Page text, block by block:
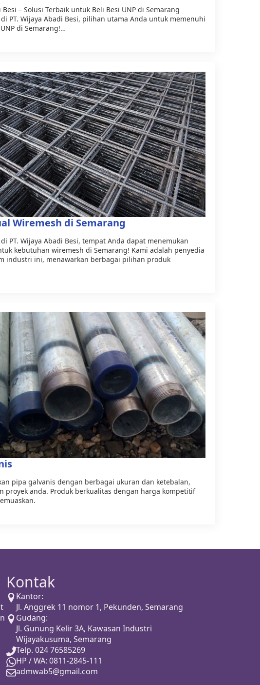
Besi – Solusi Terbaik untuk Beli Besi UNP di Semarang
PT. Wijaya Abadi Besi, pilihan utama Anda untuk memenuhi
di Semarang!…
Wiremesh di Semarang
PT. Wijaya Abadi Besi, tempat Anda dapat menemukan
kebutuhan wiremesh di Semarang! Kami adalah penyedia
industri ini, menawarkan berbagai pilihan produk
pipa galvanis dengan berbagai ukuran dan ketebalan,
proyek anda. Produk berkualitas dengan harga kompetitif
Kontak
Kantor:
Jl. Anggrek 11 nomor 1, Pekunden, Semarang
Gudang:
Jl. Gunung Kelir 3A, Kawasan Industri
Wijayakusuma, Semarang
Telp. 024 76585269
HP / WA: 0811-2845-111
admwab5@gmail.com